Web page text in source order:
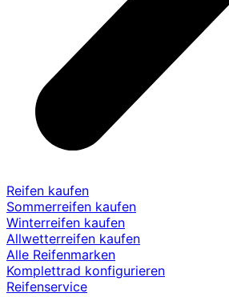
Reifen kaufen
Sommerreifen kaufen
Winterreifen kaufen
Allwetterreifen kaufen
Alle Reifenmarken
Komplettrad konfigurieren
Reifenservice